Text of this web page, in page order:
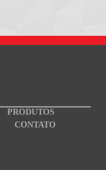
PRODUTOS
CONTATO